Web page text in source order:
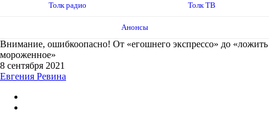
Толк радио Толк ТВ
Анонсы
Внимание, ошибкоопасно! От «егошнего экспрессо» до «ложить
мороженное»
8 сентября 2021
Евгения Ревина